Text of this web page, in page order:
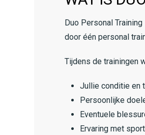
Duo Personal
door één personal
Tijdens de trainingen
Jullie conditie en
Persoonlijke
Eventuele
Ervaring met